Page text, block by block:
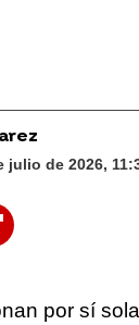
julio de 2026,
por sí